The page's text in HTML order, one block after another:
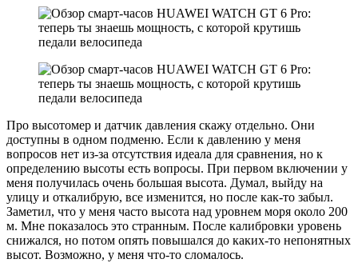
Про высотомер и датчик давления скажу отдельно. Они
доступны в одном подменю. Если к давлению у меня
вопросов нет из-за отсутствия идеала для сравнения, но к
определению высоты есть вопросы. При первом включении у
меня получилась очень большая высота. Думал, выйду на
улицу и откалибрую, все изменится, но после как-то забыл.
Заметил, что у меня часто высота над уровнем моря около 200
м. Мне показалось это странным. После калибровки уровень
снижался, но потом опять повышался до каких-то непонятных
высот. Возможно, у меня что-то сломалось.